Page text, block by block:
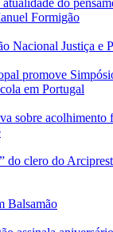
do
Formigão
Nacional Justiça e
promove
em Portugal
sobre acolhimento
do clero do
Balsamão